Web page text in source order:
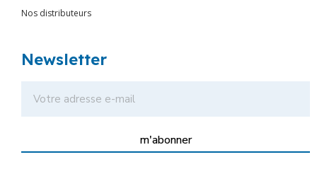
Nos distributeurs
Newsletter
m'abonner